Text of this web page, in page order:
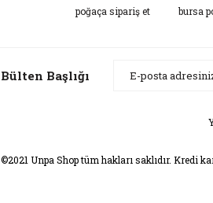
Ürün bilgilerinde hatalar bulunuyor.
poğaça sipariş et
bursa
Bülten Başlığı
©2021 Unpa Shop tüm hakları saklıdır. Kredi